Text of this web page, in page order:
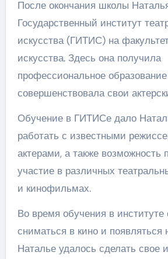
После окончания школы
Государственный институт
искусства (ГИТИС) на факультет
искусства. Здесь она получила
профессиональное
совершенствовала свои
Обучение в ГИТИСе дало
работать с известными
актерами, а также возможность
участие в различных
и кинофильмах.
Во время обучения в
сниматься в кино и появляться
Наталье удалось сделать свое